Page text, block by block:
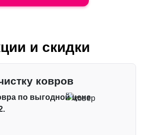
и скидки
ковров
по выгодной цене